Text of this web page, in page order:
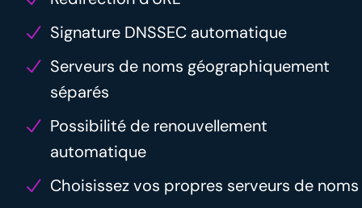
Signature DNSSEC automatique
Serveurs de noms géographiquement
séparés
Possibilité de renouvellement
automatique
Choisissez vos propres serveurs de noms